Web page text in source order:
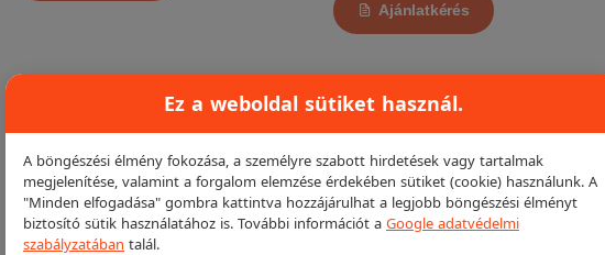
Ajánlatkérés
KIEMELT!
KIEMELT!
Ez a weboldal sütiket használ.
A böngészési élmény fokozása, a személyre szabott hirdetések vagy tartalmak
megjelenítése, valamint a forgalom elemzése érdekében sütiket (cookie) használunk. A
"Minden elfogadása" gombra kattintva hozzájárulhat a legjobb böngészési élményt
biztosító sütik használatához is. További információt a Google adatvédelmi
szabályzatában talál.